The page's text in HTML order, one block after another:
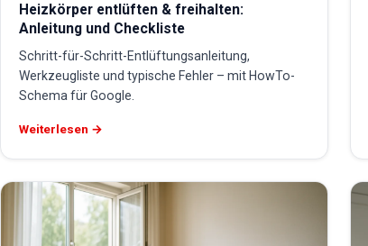
Heizkörper entlüften & freihalten:
Anleitung und Checkliste
Schritt-für-Schritt-Entlüftungsanleitung,
Werkzeugliste und typische Fehler – mit HowTo-
Schema für Google.
Weiterlesen →